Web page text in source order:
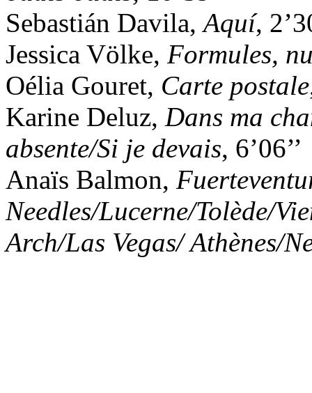
Sebastián Davila,Aquí,
Jessica Völke, Formules,
Oélia Gouret, Carte postale
Karine Deluz, Dans ma
absente/Si je devais, 6’06’’
Anaïs Balmon,
Needles/Lucerne/Tolède/
Arch/Las Vegas/ Athènes/